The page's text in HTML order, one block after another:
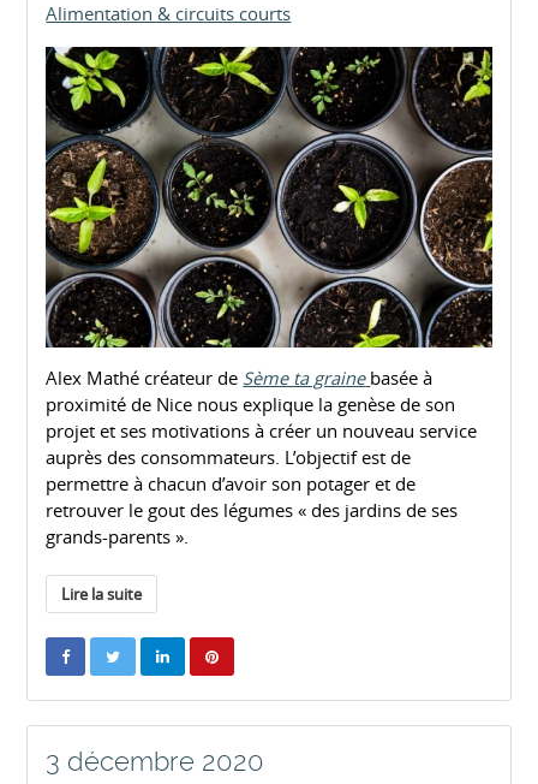
Alimentation & circuits courts
Alex Mathé créateur de Sème ta graine basée à
proximité de Nice nous explique la genèse de son
projet et ses motivations à créer un nouveau service
auprès des consommateurs. L’objectif est de
permettre à chacun d’avoir son potager et de
retrouver le gout des légumes « des jardins de ses
grands-parents ».
Lire la suite
3 décembre 2020